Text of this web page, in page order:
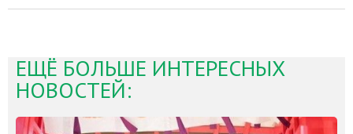
ЕЩЁ БОЛЬШЕ ИНТЕРЕСНЫХ
НОВОСТЕЙ: